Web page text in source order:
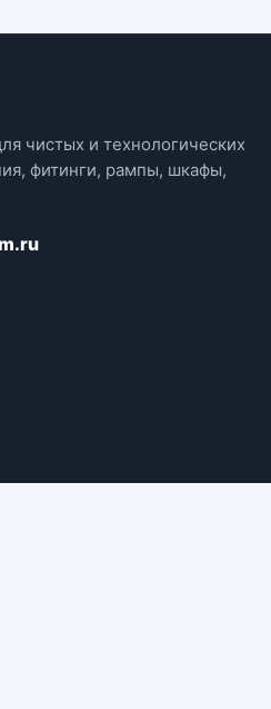
чистых и технологических
фитинги, рампы, шкафы,